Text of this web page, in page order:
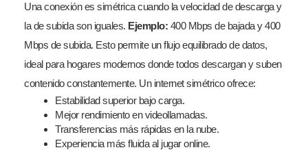
Una conexión es simétrica cuando la velocidad de descarga y
la de subida son iguales. Ejemplo: 400 Mbps de bajada y 400
Mbps de subida. Esto permite un flujo equilibrado de datos,
ideal para hogares modernos donde todos descargan y suben
contenido constantemente. Un internet simétrico ofrece:
Estabilidad superior bajo carga.
Mejor rendimiento en videollamadas.
Transferencias más rápidas en la nube.
Experiencia más fluida al jugar online.